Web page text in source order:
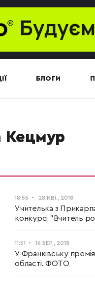
БЛОГИ
Кецмур
18:55 28 КВІ., 2018
Учителька з
конкурсі "Вчитель
11:51 16 БЕР., 2018
У Франківську
області. ФОТО